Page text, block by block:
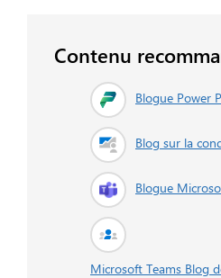
Contenu
Blogue Power
Blog sur la
Blogue
Microsoft Teams Blog